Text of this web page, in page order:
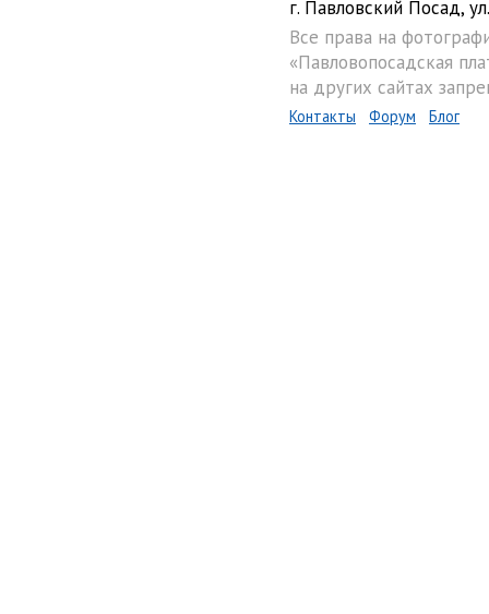
г. Павловский Посад,
Все права на
«Павловопосадская
на других сайтах
Контакты Форум Блог